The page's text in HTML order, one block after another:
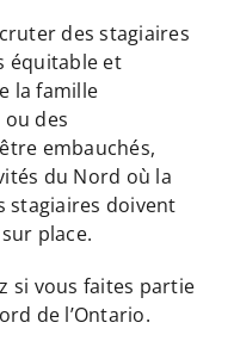
des stagiaires
équitable et
la famille
des
embauchés,
du Nord où la
stagiaires doivent
place.
si vous faites partie
de l’Ontario.